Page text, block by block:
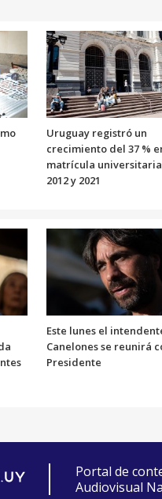
Uruguay registró un
crecimiento del 37 %
matrícula
2012 y 2021
Este lunes el
Canelones se reunirá
Presidente
Portal de
Audiovisual